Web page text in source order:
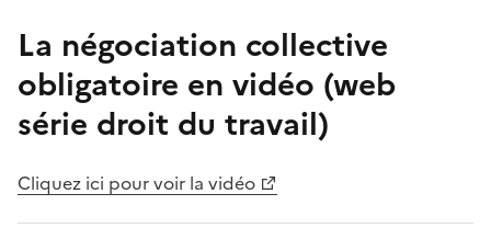
La négociation collective
obligatoire en vidéo (web
série droit du travail)
Cliquez ici pour voir la vidéo